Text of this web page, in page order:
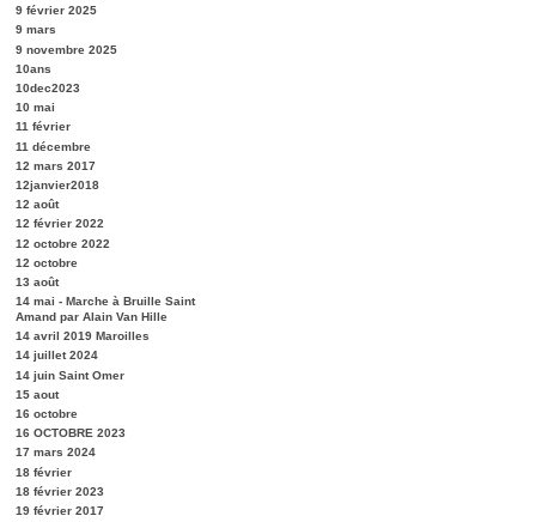
9 février 2025
9 mars
9 novembre 2025
10ans
10dec2023
10 mai
11 février
11 décembre
12 mars 2017
12janvier2018
12 août
12 février 2022
12 octobre 2022
12 octobre
13 août
14 mai - Marche à Bruille Saint
Amand par Alain Van Hille
14 avril 2019 Maroilles
14 juillet 2024
14 juin Saint Omer
15 aout
16 octobre
16 OCTOBRE 2023
17 mars 2024
18 février
18 février 2023
19 février 2017